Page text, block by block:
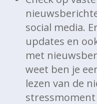
social media.
updates en
met
weet ben je
lezen van de